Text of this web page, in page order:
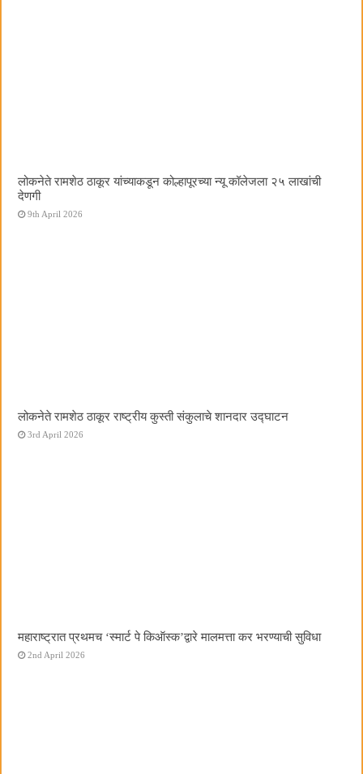
लोकनेते रामशेठ ठाकूर यांच्याकडून कोल्हापूरच्या न्यू कॉलेजला २५ लाखांची
देणगी
9th April 2026
लोकनेते रामशेठ ठाकूर राष्ट्रीय कुस्ती संकुलाचे शानदार उद्घाटन
3rd April 2026
महाराष्ट्रात प्रथमच ‌‘स्मार्ट पे किऑस्क‌’द्वारे मालमत्ता कर भरण्याची सुविधा
2nd April 2026